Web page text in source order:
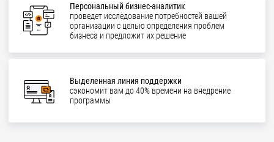
Персональный бизнес-аналитик
проведет исследование потребностей вашей
организации с целью определения проблем
бизнеса и предложит их решение
Выделенная линия поддержки
сэкономит вам до 40% времени на внедрение
программы